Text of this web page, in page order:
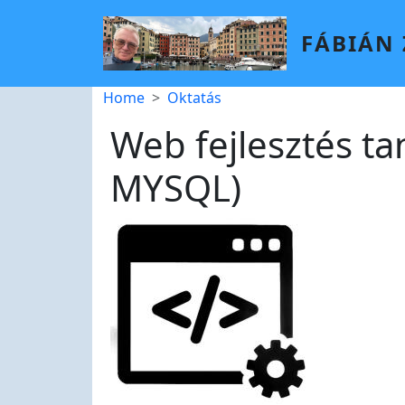
FÁBIÁN
Breadcrumb
Home Oktatás
Web fejlesztés
MYSQL)